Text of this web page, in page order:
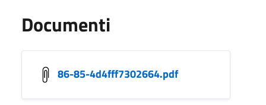
Documenti
86-85-4d4fff7302664.pdf